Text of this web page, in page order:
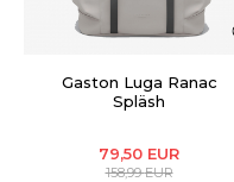
Gaston Luga Ranac
Spläsh
79,50 EUR
158,99EUR